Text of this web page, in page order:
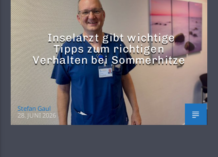
Inselarzt gibt wichtige
Tipps zum richtigen
Verhalten bei Sommerhitze
Stefan Gaul
28. JUNI 2026